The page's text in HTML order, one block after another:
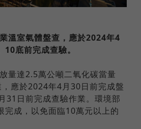
溫室氣體盤查，應於2024年4
底前完成查驗。
量達2.5萬公噸二氧化碳當量
，應於2024年4月30日前完成盤
31日前完成查驗作業。環境部
完成，以免面臨10萬元以上的